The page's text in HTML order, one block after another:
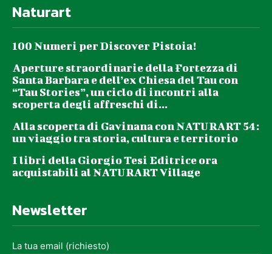
Naturart
100 Numeri per Discover Pistoia!
Aperture straordinarie della Fortezza di
Santa Barbara e dell’ex Chiesa del Tau con
“Tau Stories”, un ciclo di incontri alla
scoperta degli affreschi di...
Alla scoperta di Gavinana con NATURART 54:
un viaggio tra storia, cultura e territorio
I libri della Giorgio Tesi Editrice ora
acquistabili al NATURART Village
Newsletter
La tua email (richiesto)